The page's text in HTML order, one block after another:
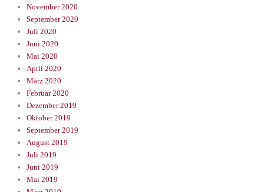
November 2020
September 2020
Juli 2020
Juni 2020
Mai 2020
April 2020
März 2020
Februar 2020
Dezember 2019
Oktober 2019
September 2019
August 2019
Juli 2019
Juni 2019
Mai 2019